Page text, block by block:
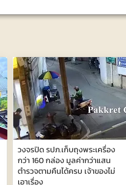
วงจรปิด รปภ.เก็บถุงพระเครื่อง
กว่า 160 กล่อง มูลค่ากว่าแสน
ตำรวจตามคืนได้ครบ เจ้าของไม่
เอาเรื่อง